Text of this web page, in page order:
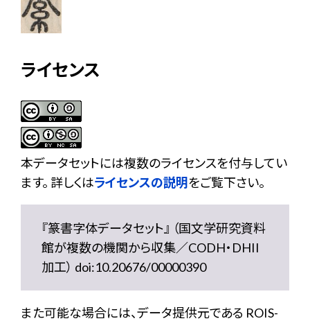
ライセンス
本データセットには複数のライセンスを付与してい
ます。 詳しくはライセンスの説明をご覧下さい。
『篆書字体データセット』 （国文学研究資料
館が複数の機関から収集／CODH・DHII
加工） doi:10.20676/00000390
また可能な場合には、データ提供元である ROIS-